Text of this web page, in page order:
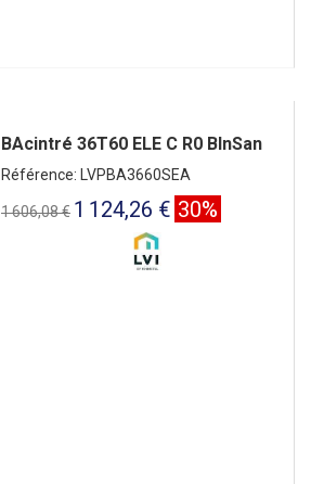
BAcintré 36T60 ELE C R0 BlnSan
Référence: LVPBA3660SEA
1 606,08 € 1 124,26 € 30%